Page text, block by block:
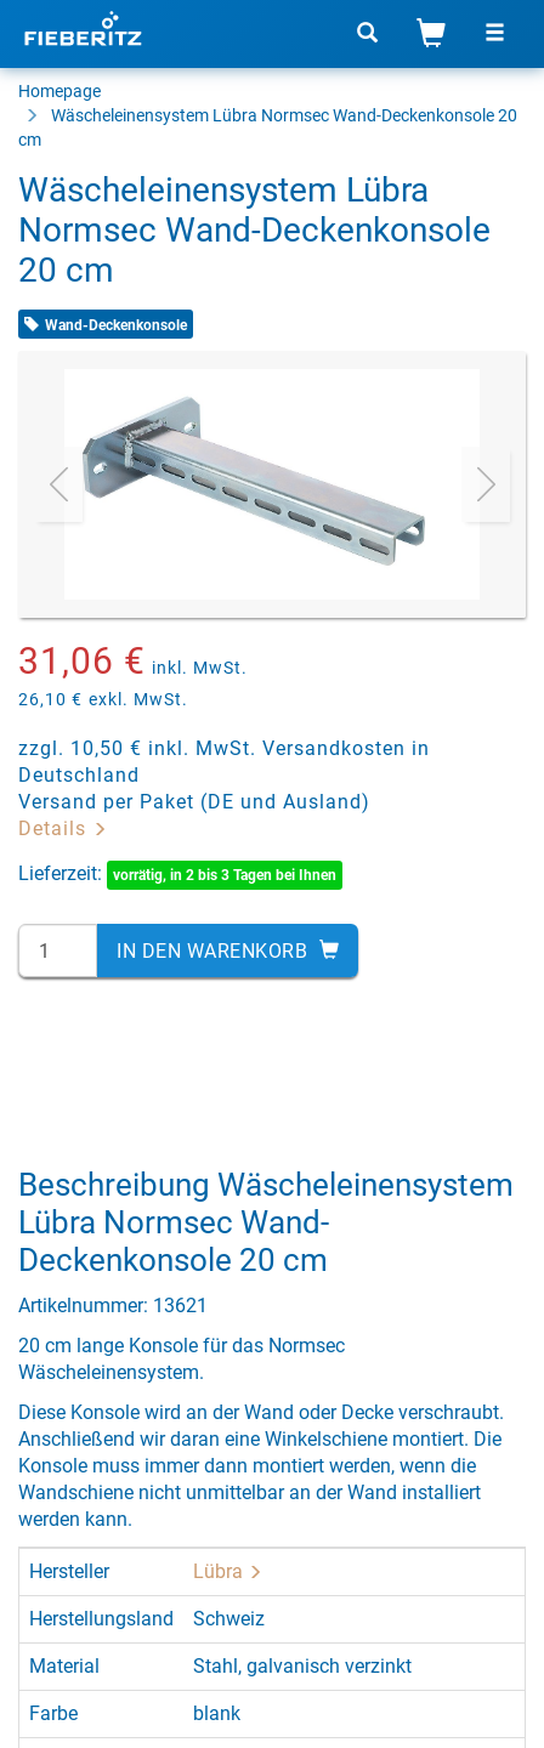
Homepage
Wäscheleinensystem Lübra Normsec Wand-Deckenkonsole 20
cm
Wäscheleinensystem Lübra
Normsec Wand-Deckenkonsole
20 cm
Wand-Deckenkonsole
31,06 € inkl. MwSt.
26,10 € exkl. MwSt.
zzgl. 10,50 € inkl. MwSt. Versandkosten in
Deutschland
Versand per Paket (DE und Ausland)
Details
Lieferzeit:
vorrätig, in 2 bis 3 Tagen bei Ihnen
IN DEN WARENKORB
Beschreibung Wäscheleinensystem
Lübra Normsec Wand-
Deckenkonsole 20 cm
Artikelnummer: 13621
20 cm lange Konsole für das Normsec
Wäscheleinensystem.
Diese Konsole wird an der Wand oder Decke verschraubt.
Anschließend wir daran eine Winkelschiene montiert. Die
Konsole muss immer dann montiert werden, wenn die
Wandschiene nicht unmittelbar an der Wand installiert
werden kann.
Hersteller Lübra
Herstellungsland Schweiz
Material Stahl, galvanisch verzinkt
Farbe blank